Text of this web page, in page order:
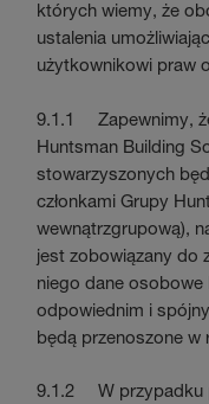
których wiemy, że
ustalenia
użytkownikowi praw
9.1.1 Zapewnimy,
Huntsman Building
stowarzyszonych
członkami Grupy
wewnątrzgrupową),
jest zobowiązany do
niego dane
odpowiednim i
będą przenoszone w
9.1.2 W przypadku